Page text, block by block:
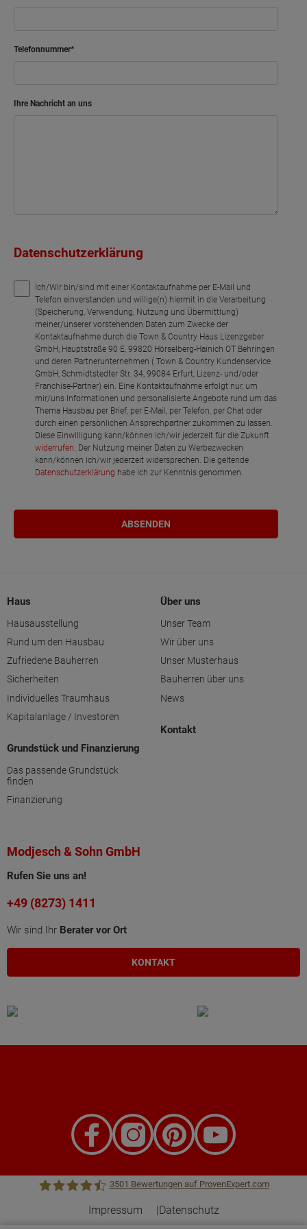
Telefonnummer
Ihre Nachricht an uns
Datenschutzerklärung
Ich/Wir bin/sind mit einer Kontaktaufnahme per E-Mail und
Telefon einverstanden und willige(n) hiermit in die Verarbeitung
(Speicherung, Verwendung, Nutzung und Übermittlung)
meiner/unserer vorstehenden Daten zum Zwecke der
Kontaktaufnahme durch die Town & Country Haus Lizenzgeber
GmbH, Hauptstraße 90 E, 99820 Hörselberg-Hainich OT Behringen
und deren Partnerunternehmen ( Town & Country Kundenservice
GmbH, Schmidtstedter Str. 34, 99084 Erfurt, Lizenz- und/oder
Franchise-Partner) ein. Eine Kontaktaufnahme erfolgt nur, um
mir/uns Informationen und personalisierte Angebote rund um das
Thema Hausbau per Brief, per E-Mail, per Telefon, per Chat oder
durch einen persönlichen Ansprechpartner zukommen zu lassen.
Diese Einwilligung kann/können ich/wir jederzeit für die Zukunft
widerrufen . Der Nutzung meiner Daten zu Werbezwecken
kann/können ich/wir jederzeit widersprechen. Die geltende
Datenschutzerklärung habe ich zur Kenntnis genommen.
Haus
Hausausstellung
Rund um den Hausbau
Zufriedene Bauherren
Sicherheiten
Individuelles Traumhaus
Kapitalanlage / Investoren
Grundstück und Finanzierung
Das passende Grundstück
finden
Finanzierung
Über uns
Unser Team
Wir über uns
Unser Musterhaus
Bauherren über uns
News
Kontakt
Modjesch & Sohn GmbH
Rufen Sie uns an!
+49 (8273) 1411
Wir sind Ihr Berater vor Ort
KONTAKT
3501 Bewertungen auf ProvenExpert.com
Impressum Datenschutz